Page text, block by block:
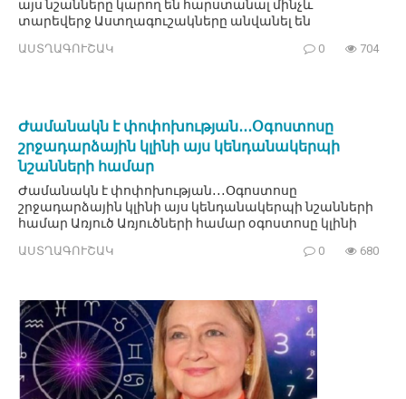
այս նշանները կարող են հարստանալ մինչև
տարեվերջ Աստղագուշակները անվանել են
ԱՍՏՂԱԳՈՒՇԱԿ 0 704
Ժամանակն է փոփոխության․․․Օգոստոսը
շրջադարձային կլինի այս կենդանակերպի
նշանների համար
Ժամանակն է փոփոխության․․․Օգոստոսը
շրջադարձային կլինի այս կենդանակերպի նշանների
համար Առյուծ Առյուծների համար օգոստոսը կլինի
ԱՍՏՂԱԳՈՒՇԱԿ 0 680